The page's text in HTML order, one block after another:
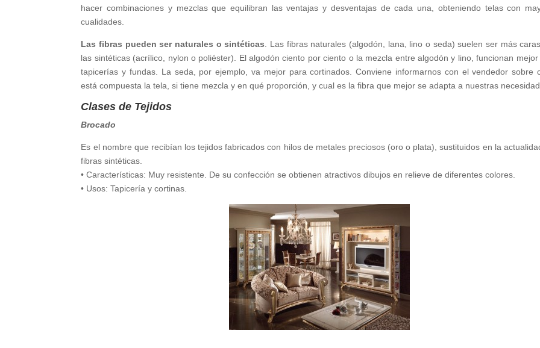
hacer combinaciones y mezclas que equilibran las ventajas y desventajas de cada una, obteniendo telas con
cualidades.
Las fibras pueden ser naturales o sintéticas. Las fibras naturales (algodón, lana, lino o seda) suelen ser más
las sintéticas (acrílico, nylon o poliéster). El algodón ciento por ciento o la mezcla entre algodón y lino, funcionan
tapicerías y fundas. La seda, por ejemplo, va mejor para cortinados. Conviene informarnos con el vendedor sobre
está compuesta la tela, si tiene mezcla y en qué proporción, y cual es la fibra que mejor se adapta a nuestras
Clases de Tejidos
Brocado
Es el nombre que recibían los tejidos fabricados con hilos de metales preciosos (oro o plata), sustituidos en la
fibras sintéticas.
• Características: Muy resistente. De su confección se obtienen atractivos dibujos en relieve de diferentes colores.
• Usos: Tapicería y cortinas.